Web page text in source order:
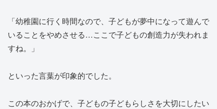
「幼稚園に行く時間なので、子どもが夢中になって遊んで
いることをやめさせる…ここで子どもの創造力が失われま
すね。」
といった言葉が印象的でした。
この本のおかげで、子どもの子どもらしさを大切にしたい